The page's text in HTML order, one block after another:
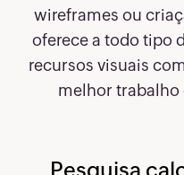
wireframes ou
oferece a todo tipo
recursos visuais
melhor